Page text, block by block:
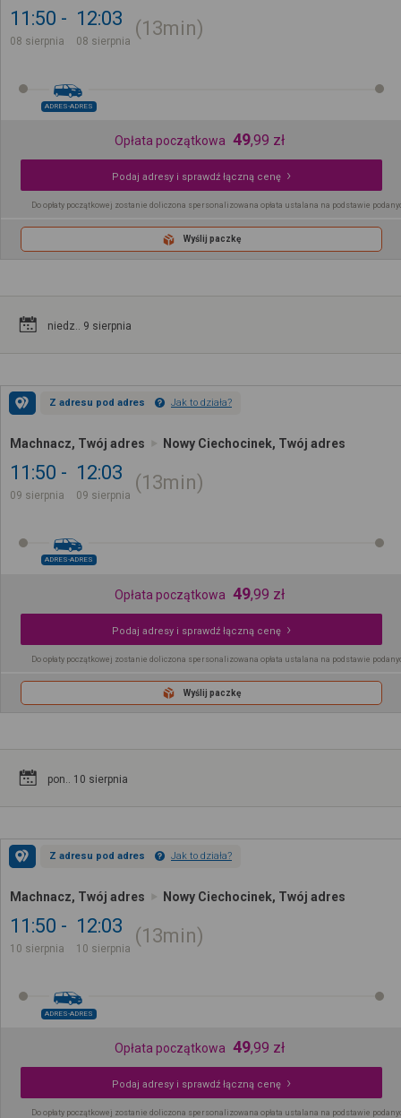
11:50
08 sierpnia
12:03
08 sierpnia
13min
ADRES-ADRES
Opłata początkowa 49,99 zł
Podaj adresy i sprawdź łączną cenę
Do opłaty początkowej zostanie doliczona spersonalizowana opłata ustalana na podstawie
Wyślij paczkę
niedz.. 9 sierpnia
Z adresu pod adres Jak to działa?
Machnacz, Twój adres Nowy Ciechocinek, Twój adres
11:50
09 sierpnia
12:03
09 sierpnia
13min
ADRES-ADRES
Opłata początkowa 49,99 zł
Podaj adresy i sprawdź łączną cenę
Do opłaty początkowej zostanie doliczona spersonalizowana opłata ustalana na podstawie
Wyślij paczkę
pon.. 10 sierpnia
Z adresu pod adres Jak to działa?
Machnacz, Twój adres Nowy Ciechocinek, Twój adres
11:50
10 sierpnia
12:03
10 sierpnia
13min
ADRES-ADRES
Opłata początkowa 49,99 zł
Podaj adresy i sprawdź łączną cenę
Do opłaty początkowej zostanie doliczona spersonalizowana opłata ustalana na podstawie